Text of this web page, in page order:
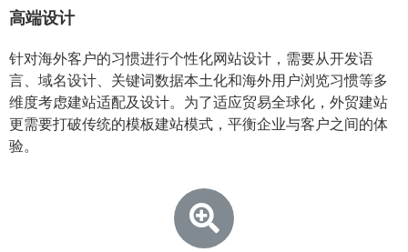
高端设计
针对海外客户的习惯进行个性化网站设计，需要从开发语
言、域名设计、关键词数据本土化和海外用户浏览习惯等多
维度考虑建站适配及设计。为了适应贸易全球化，外贸建站
更需要打破传统的模板建站模式，平衡企业与客户之间的体
验。